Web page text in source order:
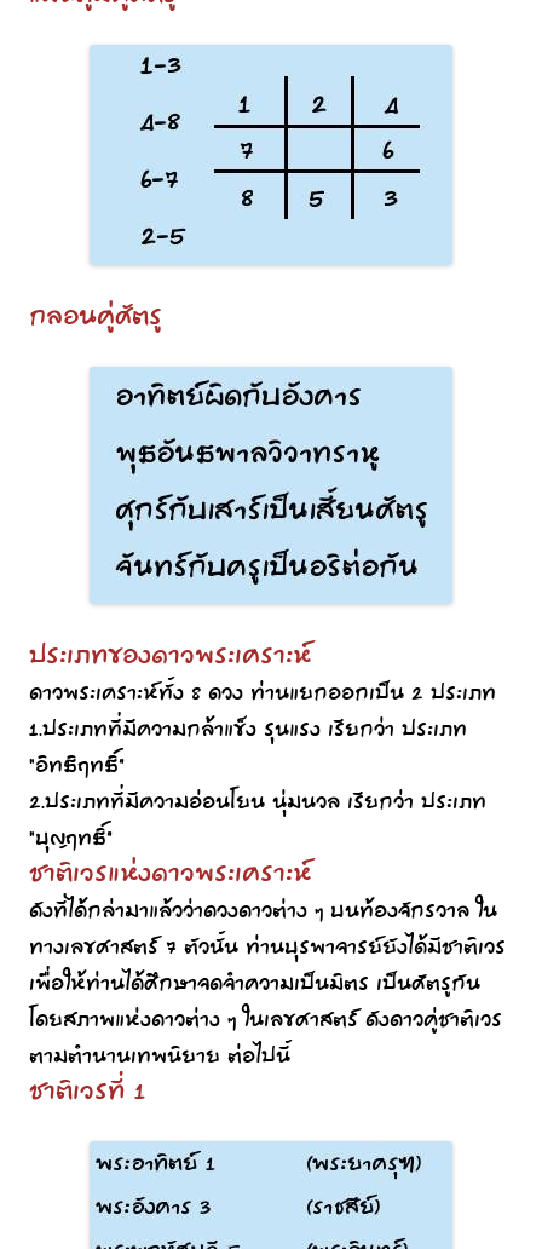
กลอนคู่ศัตรู
ประเภทของดาวพระเคราะห์
ดาวพระเคราะห์ทั้ง 8 ดวง ท่านแยกออกเป็น 2 ประเภท
1.ประเภทที่มีความกล้าแข็ง รุนแรง เรียกว่า ประเภท
“อิทธิฤทธิ์”
2.ประเภทที่มีความอ่อนโยน นุ่มนวล เรียกว่า ประเภท
“บุญฤทธิ์”
ชาติเวรแห่งดาวพระเคราะห์
ดังที่ได้กล่ามาแล้วว่าดวงดาวต่าง ๆ บนท้องจักรวาล ใน
ทางเลขศาสตร์ 7 ตัวนั้น ท่านบุรพาจารย์ยังได้มีชาติเวร
เพื่อให้ท่านได้ศึกษาจดจำความเป็นมิตร เป็นศัตรูกัน
โดยสภาพแห่งดาวต่าง ๆ ในเลขศาสตร์ ดังดาวคู่ชาติเวร
ตามตำนานเทพนิยาย ต่อไปนี้
ชาติเวรที่ 1